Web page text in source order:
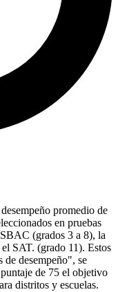
promedio de
en pruebas
(grados 3 a 8), la
SAT. (grado 11). Estos
desempeño", se
de 75 el objetivo
distritos y escuelas.